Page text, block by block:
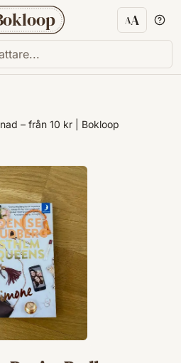
AA
– från 10 kr | Bokloop